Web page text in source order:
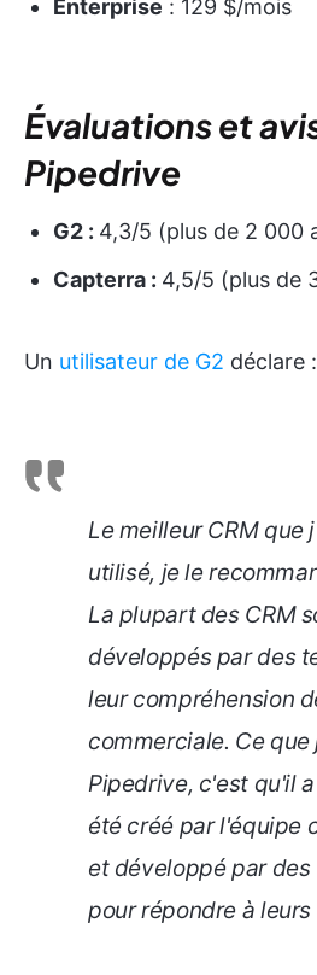
Enterprise : 129 $/mois
Évaluations et
Pipedrive
G2 : 4,3/5 (plus de 2 000
Capterra : 4,5/5 (plus de
Un utilisateur de G2 déclare :
Le meilleur CRM que
utilisé, je le
La plupart des CRM
développés par des
leur compréhension
commerciale. Ce que
Pipedrive, c'est qu'il
été créé par l'équipe
et développé par
pour répondre à leurs